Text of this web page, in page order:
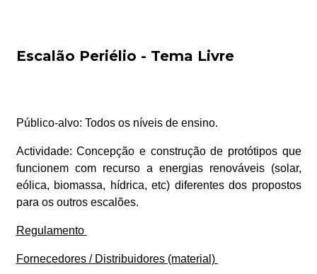
Escalão Periélio - Tema Livre
Público-alvo: Todos os níveis de ensino.
Actividade:Concepção e construção de protótipos que
funcionem com recurso a energias renováveis (solar,
eólica, biomassa, hídrica, etc) diferentes dos propostos
para os outros escalões.
Regulamento
Fornecedores / Distribuidores (material)